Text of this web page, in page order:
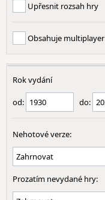
Upřesnit rozsah hry
Obsahuje multiplayer
Rok vydání
od: do:
Nehotové verze:
Prozatím nevydané hry: